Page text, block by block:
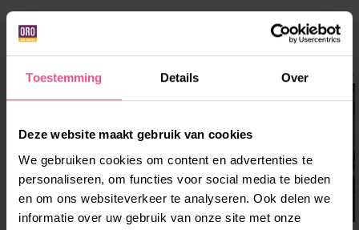
Toestemming Details Over
Deze website maakt gebruik van cookies
We gebruiken cookies om content en advertenties te
personaliseren, om functies voor social media te bieden
en om ons websiteverkeer te analyseren. Ook delen we
informatie over uw gebruik van onze site met onze
ONZE DIENSTEN OP DEZE LOCATIE